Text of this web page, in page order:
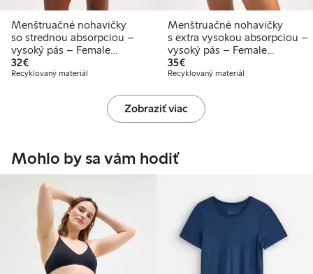
Menštruačné nohavičky
so strednou absorpciou –
vysoký pás – Female
Engineering
32€32,00 €
Recyklovaný materiál
Menštruačné nohavičky
s extra vysokou absorpciou –
vysoký pás – Female
Engineering
35€35,00 €
Recyklovaný materiál
Zobraziť viac
Mohlo by sa vám hodiť